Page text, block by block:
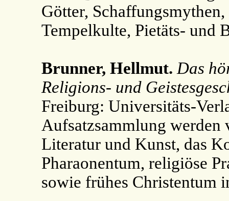
Götter,
Tempelkulte, Pietäts- und
Brunner, Hellmut. Das
Religions- und
Freiburg: Universitäts-
Aufsatzsammlung werden
Literatur und Kunst, das
Pharaonentum, religiöse
sowie frühes Christentum